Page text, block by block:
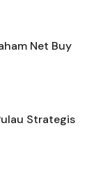
Net Buy
Strategis